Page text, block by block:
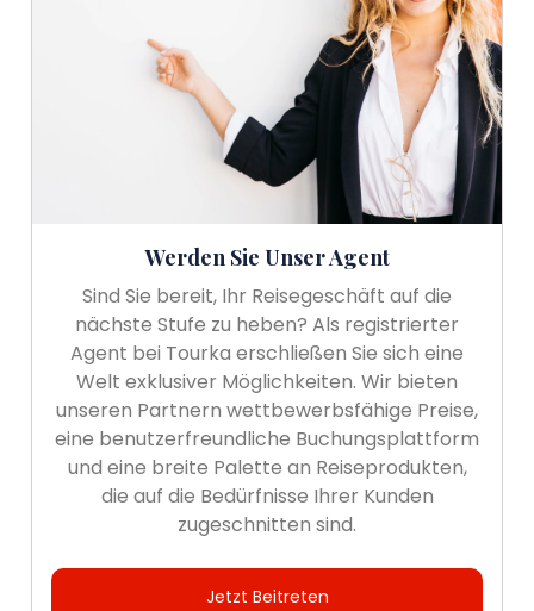
Werden Sie Unser Agent
Sind Sie bereit, Ihr Reisegeschäft auf die
nächste Stufe zu heben? Als registrierter
Agent bei Tourka erschließen Sie sich eine
Welt exklusiver Möglichkeiten. Wir bieten
unseren Partnern wettbewerbsfähige Preise,
eine benutzerfreundliche Buchungsplattform
und eine breite Palette an Reiseprodukten,
die auf die Bedürfnisse Ihrer Kunden
zugeschnitten sind.
Jetzt Beitreten